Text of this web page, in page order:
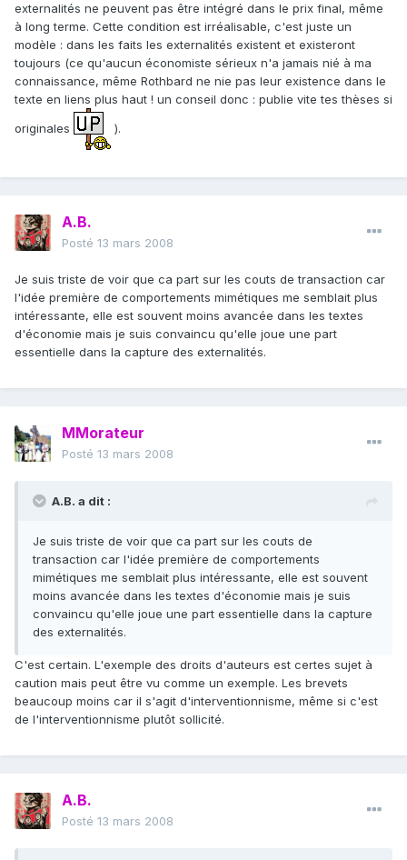
externalités ne peuvent pas être intégré dans le prix final, même
à long terme. Cette condition est irréalisable, c'est juste un
modèle : dans les faits les externalités existent et existeront
toujours (ce qu'aucun économiste sérieux n'a jamais nié à ma
connaissance, même Rothbard ne nie pas leur existence dans le
texte en liens plus haut ! un conseil donc : publie vite tes thèses si
originales
).
A.B.
Posté 13 mars 2008
Je suis triste de voir que ca part sur les couts de transaction car
l'idée première de comportements mimétiques me semblait plus
intéressante, elle est souvent moins avancée dans les textes
d'économie mais je suis convaincu qu'elle joue une part
essentielle dans la capture des externalités.
MMorateur
Posté 13 mars 2008
A.B. a dit :
Je suis triste de voir que ca part sur les couts de
transaction car l'idée première de comportements
mimétiques me semblait plus intéressante, elle est souvent
moins avancée dans les textes d'économie mais je suis
convaincu qu'elle joue une part essentielle dans la capture
des externalités.
C'est certain. L'exemple des droits d'auteurs est certes sujet à
caution mais peut être vu comme un exemple. Les brevets
beaucoup moins car il s'agit d'interventionnisme, même si c'est
de l'interventionnisme plutôt sollicité.
A.B.
Posté 13 mars 2008